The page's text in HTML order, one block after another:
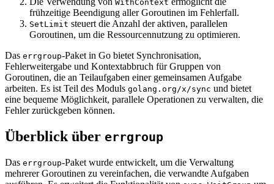
WithContext
frühzeitige Beendigung aller Goroutinen im Fehlerfall.
SetLimit steuert die Anzahl der aktiven, parallelen
Goroutinen, um die Ressourcennutzung zu optimieren.
Das errgroup-Paket in Go bietet Synchronisation,
Fehlerweitergabe und Kontextabbruch für Gruppen von
Goroutinen, die an Teilaufgaben einer gemeinsamen Aufgabe
arbeiten. Es ist Teil des Moduls golang.org/x/sync und bietet
eine bequeme Möglichkeit, parallele Operationen zu verwalten, die
Fehler zurückgeben können.
Überblick über errgroup
Das errgroup-Paket wurde entwickelt, um die Verwaltung
mehrerer Goroutinen zu vereinfachen, die verwandte Aufgaben